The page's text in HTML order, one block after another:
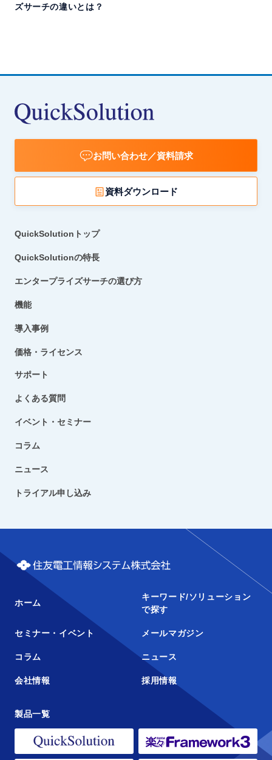
ズサーチの違いとは？
お問い合わせ／資料請求
資料ダウンロード
QuickSolutionトップ
QuickSolutionの特長
エンタープライズサーチの選び方
機能
導入事例
価格・ライセンス
サポート
よくある質問
イベント・セミナー
コラム
ニュース
トライアル申し込み
ホーム
キーワード/ソリューション
で探す
セミナー・イベント メールマガジン
コラム ニュース
会社情報 採用情報
製品一覧